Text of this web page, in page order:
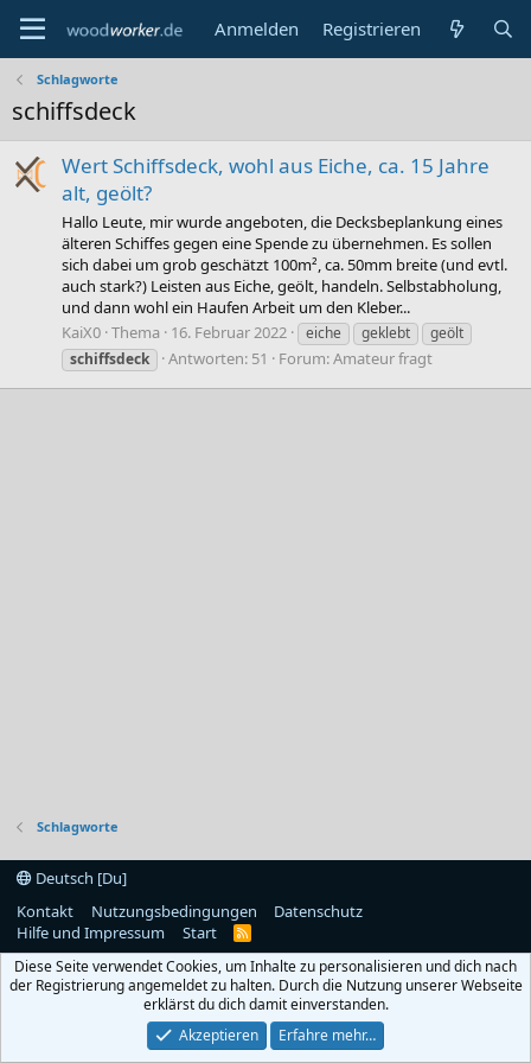
Anmelden Registrieren
Schlagworte
schiffsdeck
Wert Schiffsdeck, wohl aus Eiche, ca. 15 Jahre
alt, geölt?
Hallo Leute, mir wurde angeboten, die Decksbeplankung eines
älteren Schiffes gegen eine Spende zu übernehmen. Es sollen
sich dabei um grob geschätzt 100m², ca. 50mm breite (und evtl.
auch stark?) Leisten aus Eiche, geölt, handeln. Selbstabholung,
und dann wohl ein Haufen Arbeit um den Kleber...
KaiX0 Thema 16. Februar 2022 eiche geklebt
geölt
schiffsdeck
Antworten: 51 Forum:Amateur fragt
Schlagworte
Deutsch [Du]
Kontakt
Nutzungsbedingungen
Datenschutz
Hilfe und Impressum
Start
R
S
Diese Seite verwendet Cookies, um Inhalte zu personalisieren und dich nach
der Registrierung angemeldet zu halten. Durch die Nutzung unserer Webseite
erklärst du dich damit einverstanden.
Akzeptieren
Erfahre mehr…